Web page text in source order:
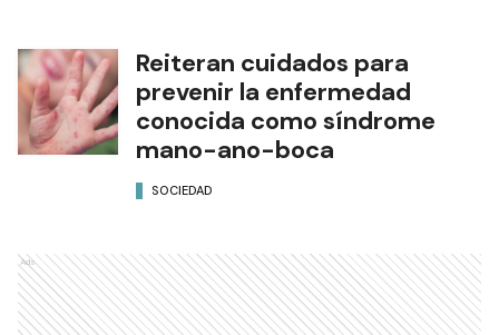
Reiteran cuidados para
prevenir la enfermedad
conocida como síndrome
mano-ano-boca
SOCIEDAD
Ads